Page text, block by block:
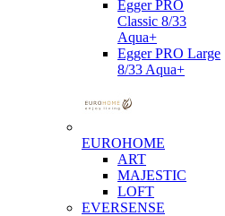
Egger PRO
Classic 8/33
Aqua+
Egger PRO Large
8/33 Aqua+
EUROHOME
ART
MAJESTIC
LOFT
EVERSENSE